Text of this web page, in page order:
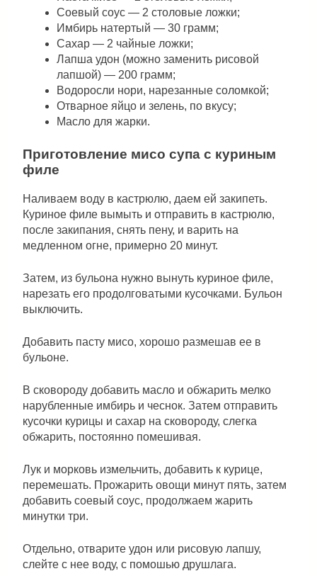
Соевый соус — 2 столовые ложки;
Имбирь натертый — 30 грамм;
Сахар — 2 чайные ложки;
Лапша удон (можно заменить рисовой
лапшой) — 200 грамм;
Водоросли нори, нарезанные соломкой;
Отварное яйцо и зелень, по вкусу;
Масло для жарки.
Приготовление мисо супа с куриным
филе
Наливаем воду в кастрюлю, даем ей закипеть.
Куриное филе вымыть и отправить в кастрюлю,
после закипания, снять пену, и варить на
медленном огне, примерно 20 минут.
Затем, из бульона нужно вынуть куриное филе,
нарезать его продолговатыми кусочками. Бульон
выключить.
Добавить пасту мисо, хорошо размешав ее в
бульоне.
В сковороду добавить масло и обжарить мелко
нарубленные имбирь и чеснок. Затем отправить
кусочки курицы и сахар на сковороду, слегка
обжарить, постоянно помешивая.
Лук и морковь измельчить, добавить к курице,
перемешать. Прожарить овощи минут пять, затем
добавить соевый соус, продолжаем жарить
минутки три.
Отдельно, отварите удон или рисовую лапшу,
слейте с нее воду, с помошью друшлага.